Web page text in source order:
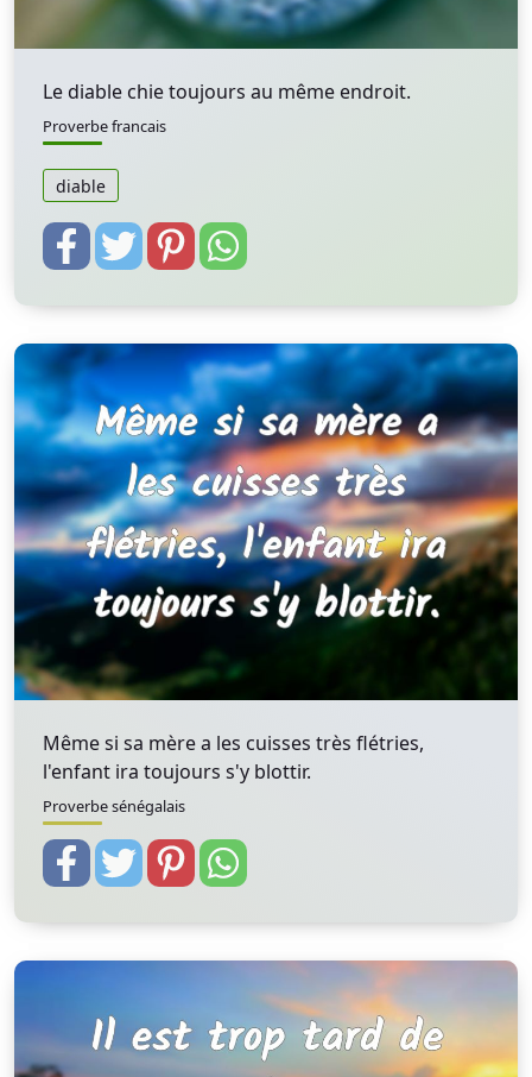
Le diable chie toujours au même endroit.
Proverbe francais
diable
Même si sa mère a les cuisses très flétries,
l'enfant ira toujours s'y blottir.
Proverbe sénégalais